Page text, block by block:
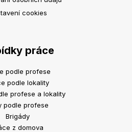
cookies
práce
podle profese
podle lokality
profese a lokality
podle profese
Brigády
z domova